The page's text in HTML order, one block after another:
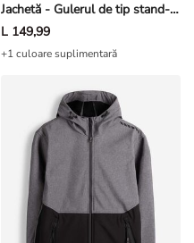
Jachetă - Gulerul de tip stand-up - Albastru închis
L 149,99
+1 culoare suplimentară